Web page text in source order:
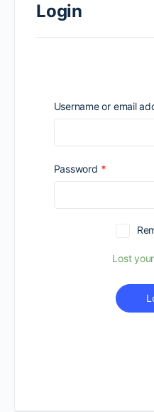
Login
Username or email
Password *Required
Lost